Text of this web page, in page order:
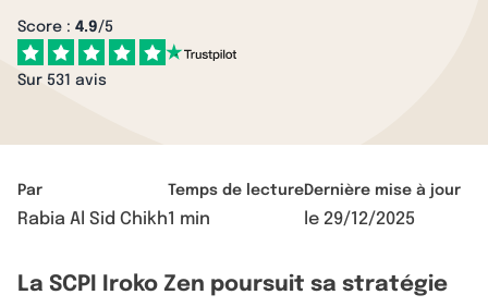
Score : 4.9/5
Sur 531 avis
Par
Rabia Al Sid Chikh
Temps de lecture
1 min
Dernière mise à jour
le 29/12/2025
La SCPI Iroko Zen poursuit sa stratégie